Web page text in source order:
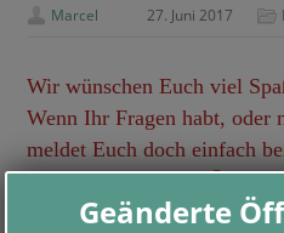
Marcel 27. Juni 2017
Wir wünschen Euch viel
Wenn Ihr Fragen habt, oder
meldet Euch doch einfach
gerne weiter…!!!! 🙂
Geänderte